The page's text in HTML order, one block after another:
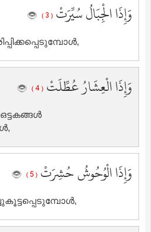
وَإِذَا الْجِبَالُ سُيِّرَتْ ( 3 )
وَإِذَا الْعِشَارُ عُطِّلَتْ ( 4 )
وَإِذَا الْوُحُوشُ حُشِرَتْ ( 5 )